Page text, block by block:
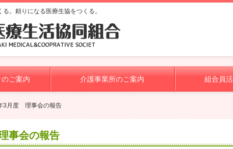
。頼りになる医療生協をつくる。
ご案内 介護事業所のご案内 組合員
3月度 理事会の報告
事会の報告